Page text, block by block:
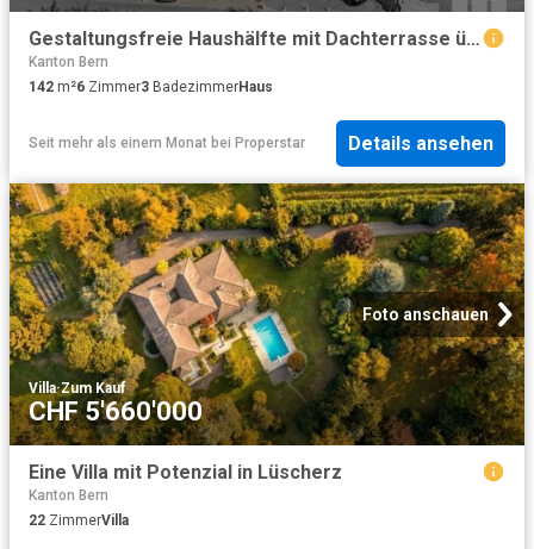
Gestaltungsfreie Haushälfte mit Dachterrasse über Biel
Kanton Bern
142 m²6 Zimmer3 BadezimmerHaus
Seit mehr als einem Monat bei Properstar Details ansehen
Foto anschauen
Villa·Zum Kauf
CHF 5'660'000
Eine Villa mit Potenzial in Lüscherz
Kanton Bern
22 ZimmerVilla